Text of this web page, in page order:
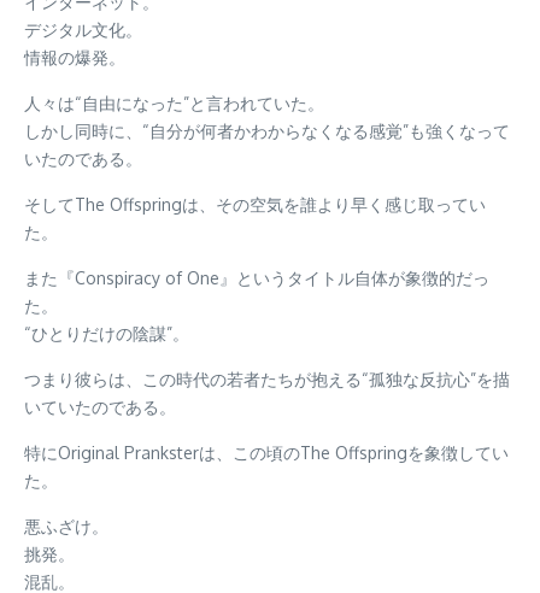
デジタル文化。
情報の爆発。
人々は“自由になった”と言われていた。
しかし同時に、“自分が何者かわからなくなる感覚”も強くなって
いたのである。
そしてThe Offspringは、その空気を誰より早く感じ取ってい
た。
また『Conspiracy of One』というタイトル自体が象徴的だっ
た。
“ひとりだけの陰謀”。
つまり彼らは、この時代の若者たちが抱える“孤独な反抗心”を描
いていたのである。
特にOriginal Pranksterは、この頃のThe Offspringを象徴してい
た。
悪ふざけ。
挑発。
混乱。